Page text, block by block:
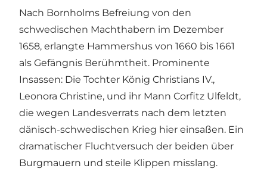
Nach Bornholms Befreiung von den
schwedischen Machthabern im Dezember
1658, erlangte Hammershus von 1660 bis 1661
als Gefängnis Berühmtheit. Prominente
Insassen: Die Tochter König Christians IV.,
Leonora Christine, und ihr Mann Corfitz Ulfeldt,
die wegen Landesverrats nach dem letzten
dänisch-schwedischen Krieg hier einsaßen. Ein
dramatischer Fluchtversuch der beiden über
Burgmauern und steile Klippen misslang.